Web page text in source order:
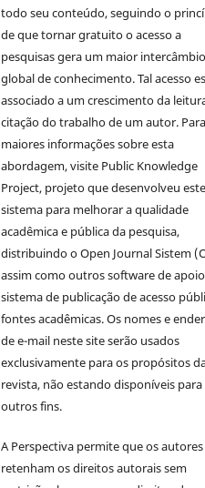
todo seu conteúdo, seguindo o
de que tornar gratuito o acesso a
pesquisas gera um maior intercâmbio
global de conhecimento. Tal acesso
associado a um crescimento da
citação do trabalho de um autor. Para
maiores informações sobre esta
abordagem, visite Public Knowledge
Project, projeto que desenvolveu este
sistema para melhorar a qualidade
acadêmica e pública da pesquisa,
distribuindo o Open Journal Sistem
assim como outros software de
sistema de publicação de acesso
fontes acadêmicas. Os nomes e
de e-mail neste site serão usados
exclusivamente para os propósitos
revista, não estando disponíveis para
outros fins.
A Perspectiva permite que os autores
retenham os direitos autorais sem